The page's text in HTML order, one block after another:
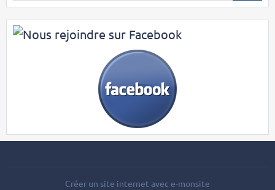
Créer un site internet avec e-monsite